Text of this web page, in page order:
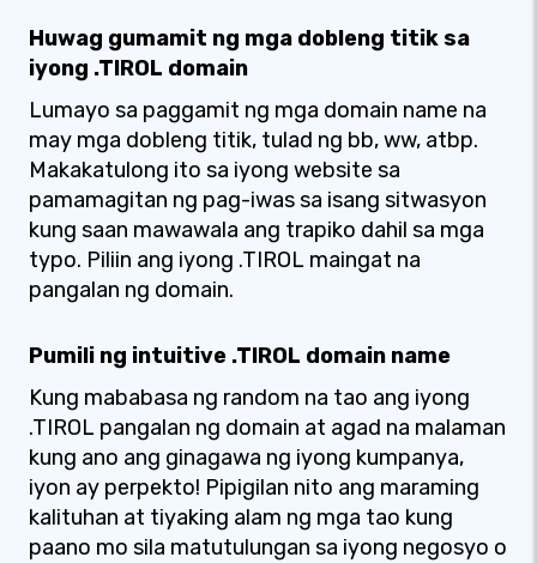
Huwag gumamit ng mga dobleng titik sa
iyong .TIROL domain
Lumayo sa paggamit ng mga domain name na
may mga dobleng titik, tulad ng bb, ww, atbp.
Makakatulong ito sa iyong website sa
pamamagitan ng pag-iwas sa isang sitwasyon
kung saan mawawala ang trapiko dahil sa mga
typo. Piliin ang iyong .TIROL maingat na
pangalan ng domain.
Pumili ng intuitive .TIROL domain name
Kung mababasa ng random na tao ang iyong
.TIROL pangalan ng domain at agad na malaman
kung ano ang ginagawa ng iyong kumpanya,
iyon ay perpekto! Pipigilan nito ang maraming
kalituhan at tiyaking alam ng mga tao kung
paano mo sila matutulungan sa iyong negosyo o